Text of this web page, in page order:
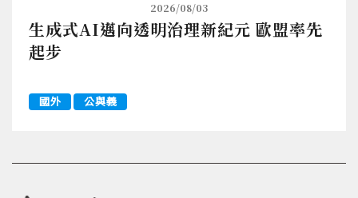
2026/08/03
生成式AI邁向透明治理新紀元 歐盟率先
起步
國外 公與義